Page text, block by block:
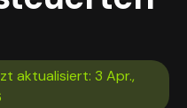
aktualisiert: 3 Apr.,